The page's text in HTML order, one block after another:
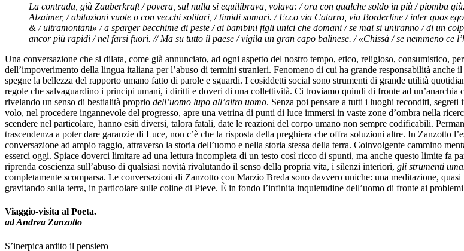
La contrada, già Zauberkraft / povera, sul nulla si equilibrava, volava: / ora con qualche soldo in più / piomba
Alzaimer, / abitazioni vuote o con vecchi solitari, / timidi somari. / Ecco via Catarro, via Borderline / inter quos
& / ultramontani» / a sparger becchime di peste / ai bambini figli unici che domani / se mai si uniranno / di un
ancor più rapidi / nel farsi fuori. // Ma su tutto il paese / vigila un gran capo balinese. / «Chissà / se nemmeno ce
Una conversazione che si dilata, come già annunciato, ad ogni aspetto del nostro tempo, etico, religioso, consumistico,
dell’impoverimento della lingua italiana per l’abuso di termini stranieri. Fenomeno di cui ha grande responsabilità
spegne la bellezza del rapporto umano fatto di parole e sguardi. I cosiddetti social sono strumenti di grande utilità
regole che salvaguardino i principi umani, i diritti e doveri di una collettività. Ci troviamo quindi di fronte ad
rivelando un senso di bestialità proprio dell’uomo lupo all’altro uomo. Senza poi pensare a tutti i luoghi reconditi,
volo, nel procedere ingannevole del progresso, apre una vetrina di punti di luce immersi in vaste zone d’ombra nella
scendere nel particolare, hanno esiti diversi, talora fatali, date le reazioni del corpo umano non sempre codificabili.
trascendenza a poter dare garanzie di Luce, non c’è che la risposta della preghiera che offra soluzioni altre. In Zanzotto
conversazione ad ampio raggio, attraverso la storia dell’uomo e nella storia stessa della terra. Coinvolgente cammino
esserci oggi. Spiace doverci limitare ad una lettura incompleta di un testo così ricco di spunti, ma anche questo limite fa
riprenda coscienza sull’abuso di qualsiasi novità rivalutando il senso della propria vita, i silenzi interiori, gli strumenti
completamente scomparsa. Le conversazioni di Zanzotto con Marzio Breda sono davvero uniche: una meditazione,
gravitando sulla terra, in particolare sulle coline di Pieve. È in fondo l’infinita inquietudine dell’uomo di fronte ai
Viaggio-visita al Poeta.
ad Andrea Zanzotto
S’inerpica ardito il pensiero